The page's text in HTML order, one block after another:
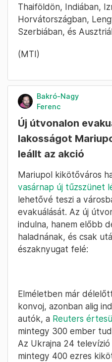
Thaiföldön, Indiában,
Horvátországban,
Szerbiában, és
(MTI)
Bakró-Nagy
Ferenc
Új útvonalon
lakosságot
leállt az akció
Mariupol kikötőváros
vasárnap új tűzszünet
lehetővé teszi a
evakuálását. Az új
indulna, hanem előbb
haladnának, és csak
északnyugat felé:
Elméletben már
konvoj, azonban alig
autók, a Reuters
mintegy 300 ember
Az Ukrajna 24
mintegy 400 ezres